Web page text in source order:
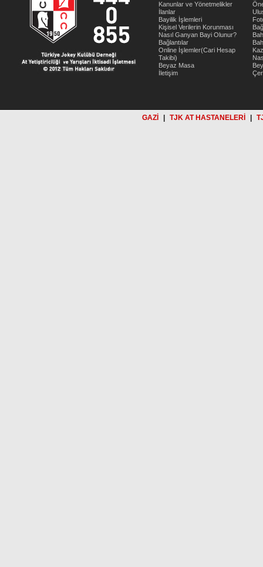
Kanunlar ve Yönetmelikler
İlanlar
Bayilik İşlemleri
Kişisel Verilerin Korunması
Nasıl Ganyan Bayi Olunur?
Bağlantılar
Online İşlemler(Cari Hesap
Takibi)
Beyaz Masa
İletişim
GAZİ TJK AT HASTANELERİ